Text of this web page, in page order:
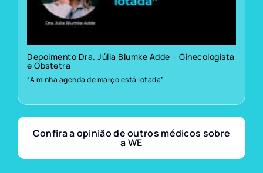
Depoimento Dra. Júlia Blumke Adde – Ginecologista
e Obstetra
“A minha agenda de março está lotada”
Confira a opinião de outros médicos sobre
a WE